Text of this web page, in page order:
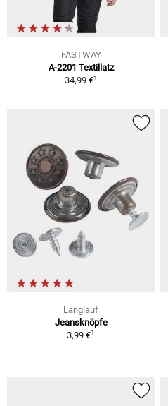
FASTWAY
A-2201 Textillatz
34,99 €1
Langlauf
Jeansknöpfe
3,99 €1